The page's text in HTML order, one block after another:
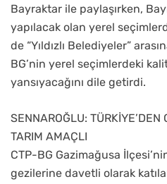
Bayraktar ile paylaşırken,
yapılacak olan yerel
de “Yıldızlı Belediyeler”
BG’nin yerel seçimlerdeki
yansıyacağını dile getirdi.
SENNAROĞLU: TÜRKİYE’DEN
TARIM AMAÇLI
CTP-BG Gazimağusa
gezilerine davetli olarak